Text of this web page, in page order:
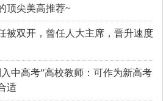
顶尖美高推荐~
被双开，曾任人大主席，晋升速度
中高考”高校教师：可作为新高考
适